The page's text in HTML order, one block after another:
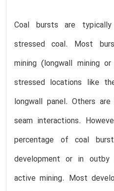
Coal bursts are
stressed coal. Most
mining (longwall mining
stressed locations like
longwall panel. Others
seam interactions.
percentage of coal
development or in
active mining. Most